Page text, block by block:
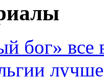
бог» все